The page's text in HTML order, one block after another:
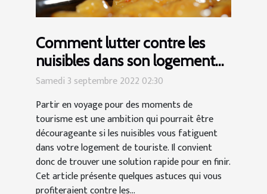
Comment lutter contre les
nuisibles dans son logement
touristique ?
Samedi 3 septembre 2022 02:30
Partir en voyage pour des moments de
tourisme est une ambition qui pourrait être
décourageante si les nuisibles vous fatiguent
dans votre logement de touriste. Il convient
donc de trouver une solution rapide pour en finir.
Cet article présente quelques astuces qui vous